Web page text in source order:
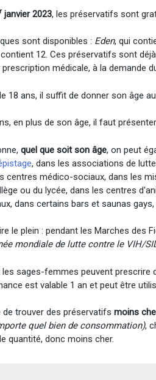
janvier 2023, les préservatifs sont
sont disponibles : Eden, qui
12. Ces préservatifs sont
médicale, à la demande
18 ans, il suffit de donner son âge
en plus de son âge, il faut
quel que soit son âge, on peut
, dans les associations de
centres médico-sociaux, dans les
ou du lycée, dans les centres
dans certains bars et saunas
le plein : pendant les Marches des
mondiale de lutte contre le VIH/
sages-femmes peuvent prescrire
est valable 1 an et peut être
de trouver des préservatifs moins
quel bien de consommation),
quantité, donc moins cher.